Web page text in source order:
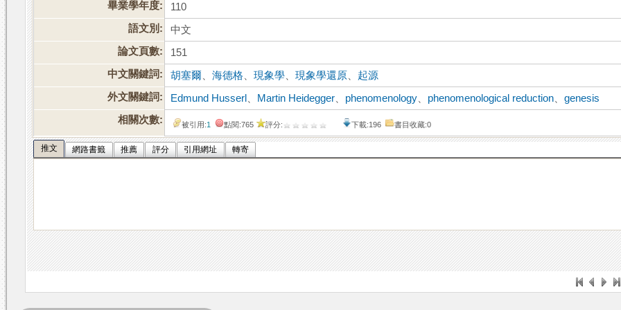
畢業學年度:
110
語文別:
中文
論文頁數:
151
中文關鍵詞:
胡塞爾 、海德格 、現象學 、現象學還原
起源
外文關鍵詞:
Edmund Husserl Martin Heidegger phenomenology phenomenological reduction 、genesis
相關次數:
被引用:1 點閱:765 評分: 下載:196 書目收藏:0
推文 網路書籤 推薦 評分 引用網址 轉寄